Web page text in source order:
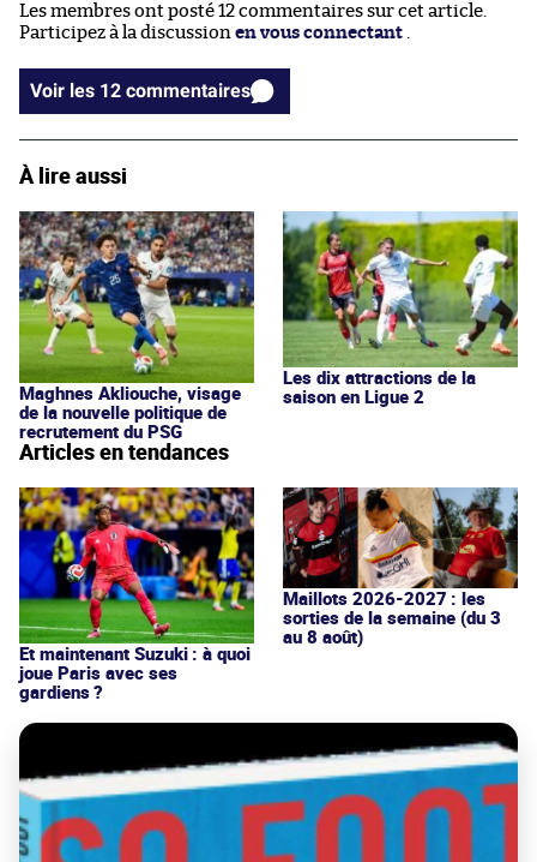
Les membres ont posté 12 commentaires sur cet article.
Participez à la discussion en vous connectant
Voir les 12 commentaires
À lire aussi
Maghnes Akliouche, visage
de la nouvelle politique de
recrutement du PSG
Les dix attractions de la
saison en Ligue 2
Articles en tendances
Et maintenant Suzuki : à quoi
joue Paris avec ses
gardiens ?
Maillots 2026-2027 : les
sorties de la semaine (du 3
au 8 août)